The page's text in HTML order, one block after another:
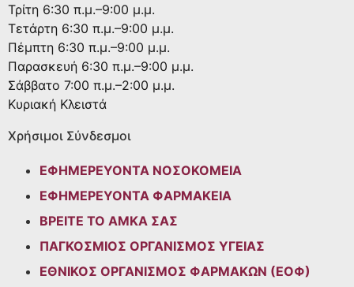
Τρίτη 6:30 π.μ.–9:00 μ.μ.
Τετάρτη 6:30 π.μ.–9:00 μ.μ.
Πέμπτη 6:30 π.μ.–9:00 μ.μ.
Παρασκευή 6:30 π.μ.–9:00 μ.μ.
Σάββατο 7:00 π.μ.–2:00 μ.μ.
Κυριακή Κλειστά
Χρήσιμοι Σύνδεσμοι
ΕΦΗΜΕΡΕΥΟΝΤΑ ΝΟΣΟΚΟΜΕΙΑ
ΕΦΗΜΕΡΕΥΟΝΤΑ ΦΑΡΜΑΚΕΙΑ
ΒΡΕΙΤΕ ΤΟ ΑΜΚΑ ΣΑΣ
ΠΑΓΚΟΣΜΙΟΣ ΟΡΓΑΝΙΣΜΟΣ ΥΓΕΙΑΣ
ΕΘΝΙΚΟΣ ΟΡΓΑΝΙΣΜΟΣ ΦΑΡΜΑΚΩΝ (ΕΟΦ)